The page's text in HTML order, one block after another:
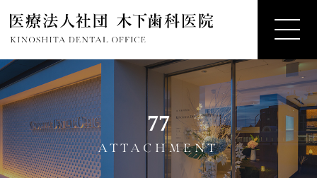
77
ATTACHMENT